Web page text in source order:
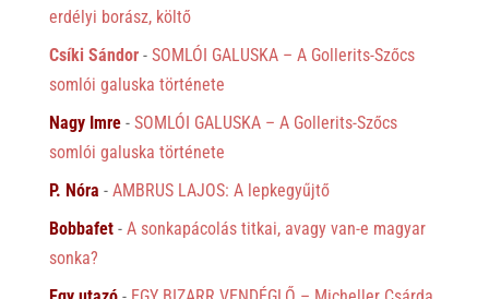
erdélyi borász, költő
Csíki Sándor- SOMLÓI GALUSKA – A Gollerits-Szőcs
somlói galuska története
Nagy Imre- SOMLÓI GALUSKA – A Gollerits-Szőcs
somlói galuska története
P. Nóra - AMBRUS LAJOS: A lepkegyűjtő
Bobbafet- A sonkapácolás titkai, avagy van-e magyar
sonka?